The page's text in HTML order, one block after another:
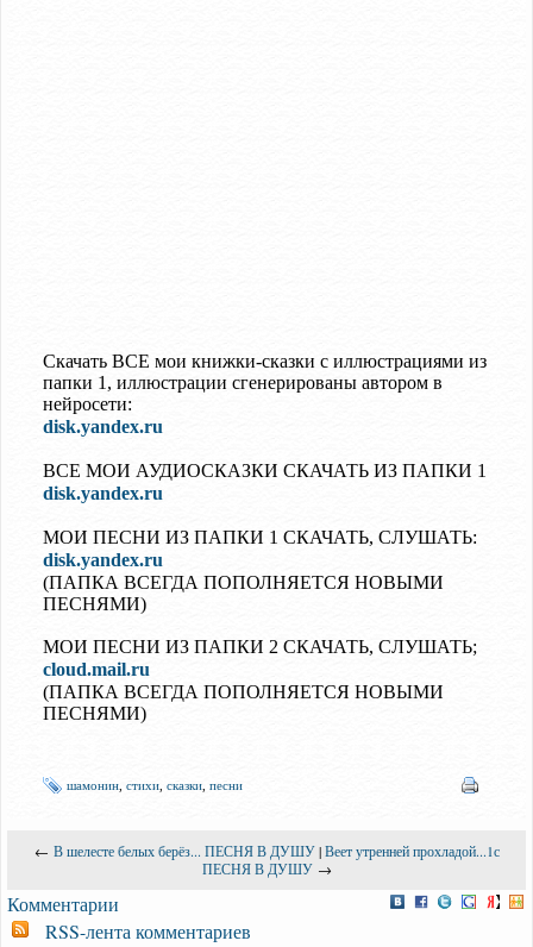
Скачать ВСЕ мои книжки-сказки с иллюстрациями из
папки 1, иллюстрации сгенерированы автором в
нейросети:
disk.yandex.ru
ВСЕ МОИ АУДИОСКАЗКИ СКАЧАТЬ ИЗ ПАПКИ 1
disk.yandex.ru
МОИ ПЕСНИ ИЗ ПАПКИ 1 СКАЧАТЬ, СЛУШАТЬ:
disk.yandex.ru
(ПАПКА ВСЕГДА ПОПОЛНЯЕТСЯ НОВЫМИ
ПЕСНЯМИ)
МОИ ПЕСНИ ИЗ ПАПКИ 2 СКАЧАТЬ, СЛУШАТЬ;
cloud.mail.ru
(ПАПКА ВСЕГДА ПОПОЛНЯЕТСЯ НОВЫМИ
ПЕСНЯМИ)
шамонин стихи сказки песни
← В шелесте белых берёз... ПЕСНЯ В ДУШУ|Веет утренней прохладой...1с
ПЕСНЯ В ДУШУ→
Комментарии
RSS-лента комментариев